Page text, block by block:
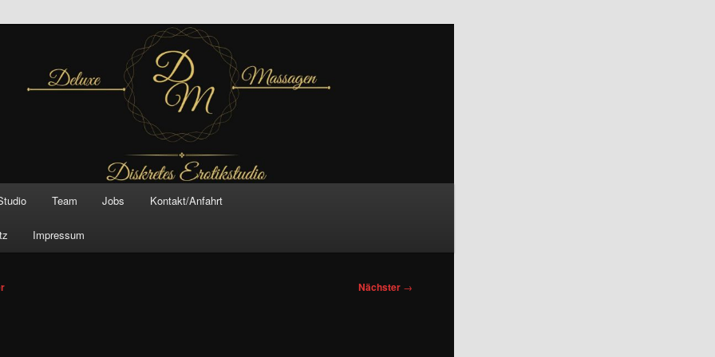
Massagen And
Team Jobs Kontakt/Anfahrt
Impressum
Nächster →